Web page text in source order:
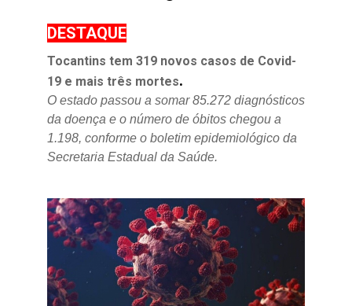
DESTAQUE
Tocantins tem 319 novos casos de Covid-
19 e mais três mortes.
O estado passou a somar 85.272 diagnósticos
da doença e o número de óbitos chegou a
1.198, conforme o boletim epidemiológico da
Secretaria Estadual da Saúde.